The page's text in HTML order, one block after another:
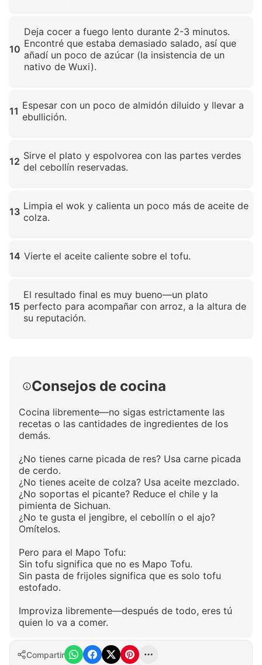
10
Deja cocer a fuego lento durante 2-3 minutos.
Encontré que estaba demasiado salado, así que
añadí un poco de azúcar (la insistencia de un
nativo de Wuxi).
11 Espesar con un poco de almidón diluido y llevar a
ebullición.
12 Sirve el plato y espolvorea con las partes verdes
del cebollín reservadas.
13 Limpia el wok y calienta un poco más de aceite de
colza.
14 Vierte el aceite caliente sobre el tofu.
15
El resultado final es muy bueno—un plato
perfecto para acompañar con arroz, a la altura de
su reputación.
Consejos de cocina
Cocina libremente—no sigas estrictamente las
recetas o las cantidades de ingredientes de los
demás.
¿No tienes carne picada de res? Usa carne picada
de cerdo.
¿No tienes aceite de colza? Usa aceite mezclado.
¿No soportas el picante? Reduce el chile y la
pimienta de Sichuan.
¿No te gusta el jengibre, el cebollín o el ajo?
Omítelos.
Pero para el Mapo Tofu:
Sin tofu significa que no es Mapo Tofu.
Sin pasta de frijoles significa que es solo tofu
estofado.
Improviza libremente—después de todo, eres tú
quien lo va a comer.
Compartir